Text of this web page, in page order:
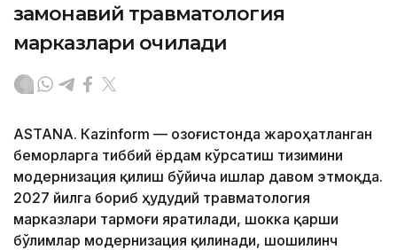
замонавий травматология
марказлари очилади
ASTANА. Кazinform — Қозоғистонда жароҳатланган
беморларга тиббий ёрдам кўрсатиш тизимини
модернизация қилиш бўйича ишлар давом этмоқда.
2027 йилга бориб ҳудудий травматология
марказлари тармоғи яратилади, шокка қарши
бўлимлар модернизация қилинади, шошилинч